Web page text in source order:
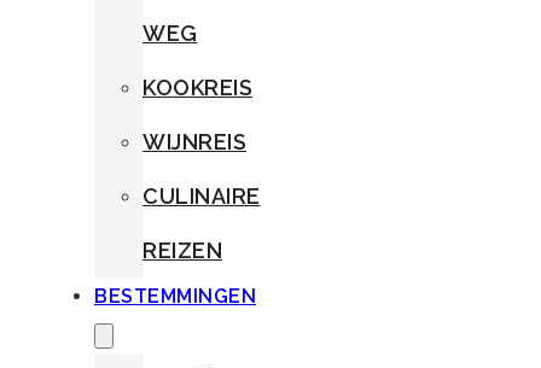
WEG
KOOKREIS
WIJNREIS
CULINAIRE
REIZEN
BESTEMMINGEN